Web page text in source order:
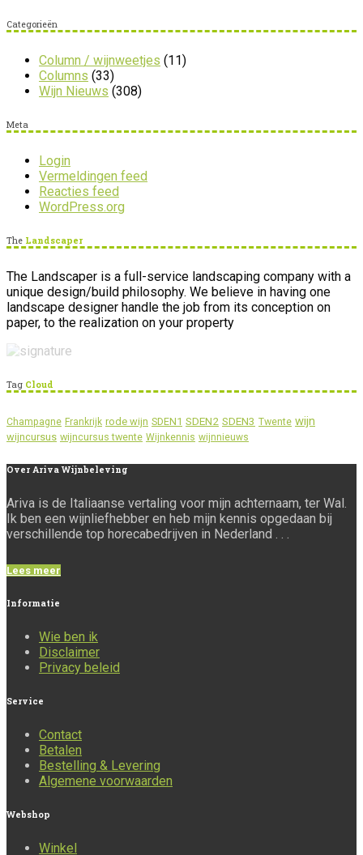
Categorieën
Column / wijnweetjes (11)
Columns (33)
Wijn Nieuws (308)
Meta
Login
Vermeldingen feed
Reacties feed
WordPress.org
The Landscaper
The Landscaper is a full-service landscaping company with a
unique design/build philosophy. We believe in having one
landscape designer handle the job from its conception on
paper, to the realization on your property
Tag Cloud
Champagne Frankrijk rode wijn SDEN1 SDEN2 SDEN3 Twente wijn
wijncursus wijncursus twente Wijnkennis wijnnieuws
Over Ariva Wijnbeleving
Ariva is de Italiaanse vertaling voor mijn achternaam, ter Wal.
Ik ben een wijnliefhebber en heb mijn kennis opgedaan bij
verschillende top horecabedrijven in Nederland . . .
Lees meer
Informatie
Wie ben ik
Disclaimer
Privacy beleid
Service
Contact
Betalen
Bestelling & Levering
Algemene voorwaarden
Webshop
Winkel